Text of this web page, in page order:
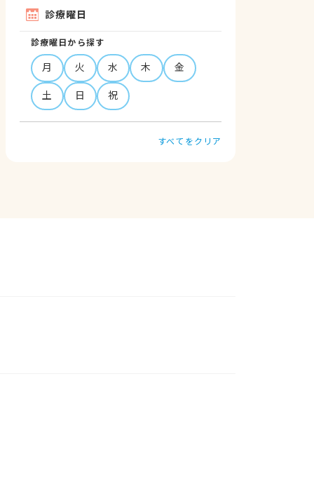
診療曜日
診療曜日から探す
月 火 水 木
金
土
日 祝
すべてをクリア